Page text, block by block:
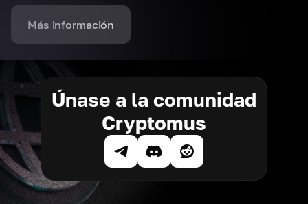
Más información
Únase a la comunidad
Cryptomus